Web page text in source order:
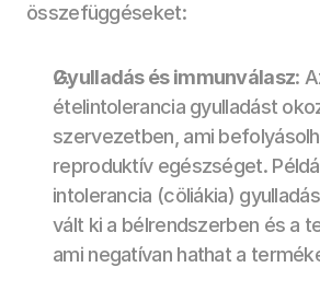
összefüggéseket:
Gyulladás és immunválasz:
ételintolerancia gyulladást
szervezetben, ami
reproduktív egészséget.
intolerancia (cöliákia)
vált ki a bélrendszerben és a
ami negatívan hathat a